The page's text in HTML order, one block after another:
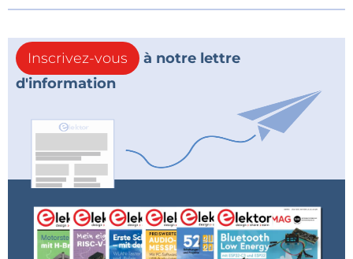
Inscrivez-vous
à notre lettre
d'information